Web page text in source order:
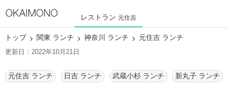
レストラン 元住吉
トップ 関東 ランチ 神奈川 ランチ 元住吉 ランチ
更新日：2022年10月21日
元住吉 ランチ 日吉 ランチ 武蔵小杉 ランチ 新丸子 ランチ